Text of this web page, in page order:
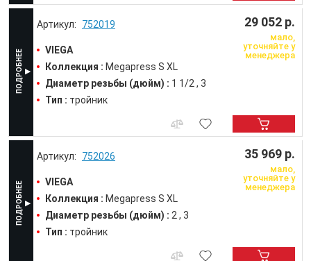
752019
VIEGA
Коллекция : Megapress S XL
Диаметр резьбы (дюйм) : 1 1/2
3
Тип : тройник
29 052 р.
мало,
уточняйте у
менеджера
752026
VIEGA
Коллекция : Megapress S XL
Диаметр резьбы (дюйм) : 2
3
Тип : тройник
35 969 р.
мало,
уточняйте у
менеджера